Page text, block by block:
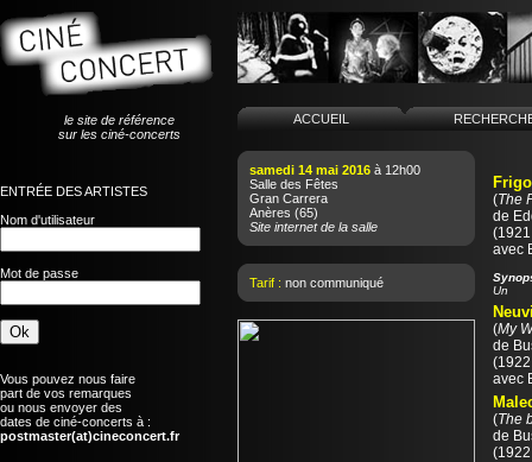
le site de référence
sur les ciné-concerts
ENTRÉE DES ARTISTES
Nom d'utilisateur
Mot de passe
Vous pouvez nous faire
part de vos remarques
ou nous envoyer des
dates de ciné-concerts à :
postmaster(at)cineconcert.fr
ACCUEIL
samedi 14 mai 2016 à 12h00
Salle des Fêtes
Gran Carrera
Anères (65)
Site internet de la salle
Tarif : non communiqué
(The
de
avec
Un
(My
de
avec
(The
de